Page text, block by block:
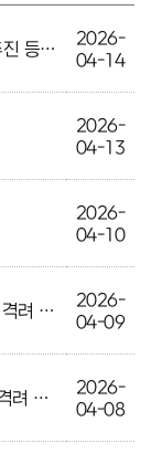
상안교사거리 일원 주민휴식공간 조성공사 추진 등 직원 노고 격려 외 1
2026-
04-14
2026-
04-13
2026-
04-10
가재골 여가녹지 조성사업 준공 등 직원 노고 격려 외 1
2026-
04-09
6.25전몰군경합동위령제 추진 등 직원 노고 격려 외 1
2026-
04-08